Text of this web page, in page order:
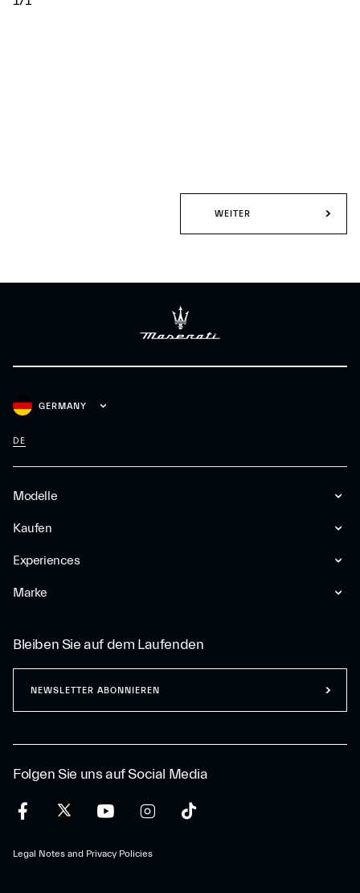
WEITER
Modelle
Kaufen
Experiences
Marke
GERMANY
DE
Folgen Sie uns auf Social Media
Legal Notes and Privacy Policies
Bleiben Sie auf dem Laufenden
NEWSLETTER ABONNIEREN